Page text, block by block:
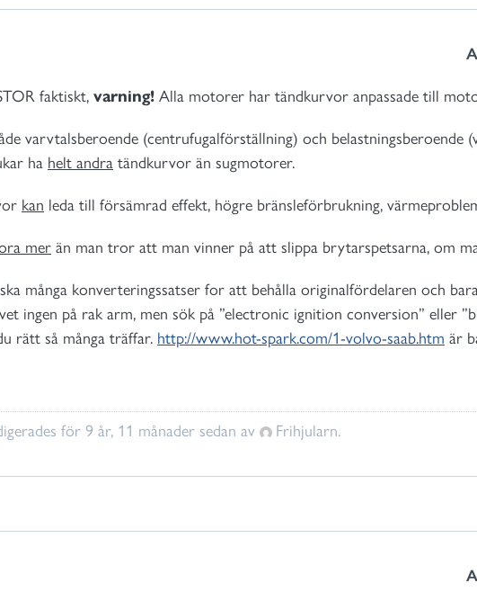
faktiskt, varning! Alla motorer har tändkurvor anpassade till
varvtalsberoende (centrufugalförställning) och belastningsberoende
ha helt andra tändkurvor än sugmotorer.
kan leda till försämrad effekt, högre bränsleförbrukning,
mer än man tror att man vinner på att slippa brytarspetsarna, om
många konverteringssatser for att behålla originalfördelaren och
vet ingen på rak arm, men sök på ”electronic ignition conversion” eller
rätt så många träffar. http://www.hot-spark.com/1-volvo-saab.htm är
för 9 år, 11 månader sedan av Frihjularn.